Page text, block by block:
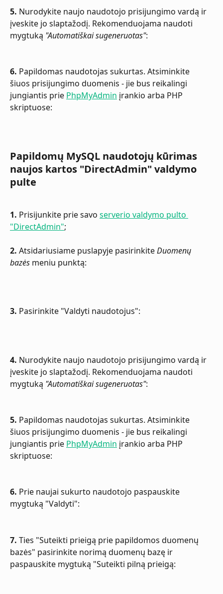
5. Nurodykite naujo naudotojo prisijungimo vardą ir
įveskite jo slaptažodį. Rekomenduojama naudoti
mygtuką "Automatiškai sugeneruotas":
6. Papildomas naudotojas sukurtas. Atsiminkite
šiuos prisijungimo duomenis - jie bus reikalingi
jungiantis prie PhpMyAdmin įrankio arba PHP
skriptuose:
Papildomų MySQL naudotojų kūrimas
naujos kartos "DirectAdmin" valdymo
pulte
1. Prisijunkite prie savo serverio valdymo pulto
"DirectAdmin";
2. Atsidariusiame puslapyje pasirinkite Duomenų
bazės meniu punktą:
3. Pasirinkite "Valdyti naudotojus":
4. Nurodykite naujo naudotojo prisijungimo vardą ir
įveskite jo slaptažodį. Rekomenduojama naudoti
mygtuką "Automatiškai sugeneruotas":
5. Papildomas naudotojas sukurtas. Atsiminkite
šiuos prisijungimo duomenis - jie bus reikalingi
jungiantis prie PhpMyAdmin įrankio arba PHP
skriptuose:
6. Prie naujai sukurto naudotojo paspauskite
mygtuką "Valdyti":
7. Ties "Suteikti prieigą prie papildomos duomenų
bazės" pasirinkite norimą duomenų bazę ir
paspauskite mygtuką "Suteikti pilną prieigą: